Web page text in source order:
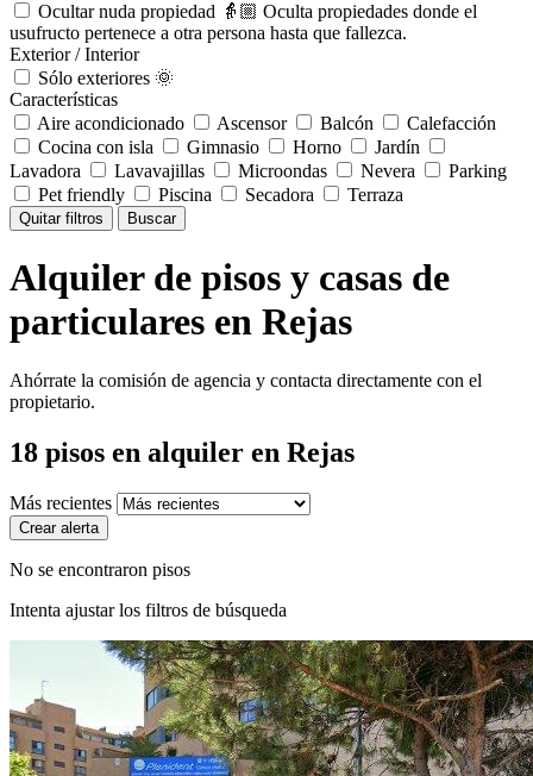
Ocultar nuda propiedad 👵🏼 Oculta propiedades donde el
usufructo pertenece a otra persona hasta que fallezca.
Exterior / Interior
Sólo exteriores 🌞
Características
Aire acondicionado
Ascensor Balcón
Calefacción
Cocina con isla
Gimnasio Horno
Jardín
Lavadora
Lavavajillas Microondas Nevera
Parking
Pet friendly
Piscina Secadora Terraza
Quitar filtros Buscar
Alquiler de pisos y casas de
particulares en Rejas
Ahórrate la comisión de agencia y contacta directamente con el
propietario.
18 pisos en alquiler en Rejas
Más recientes
Crear alerta
No se encontraron pisos
Intenta ajustar los filtros de búsqueda